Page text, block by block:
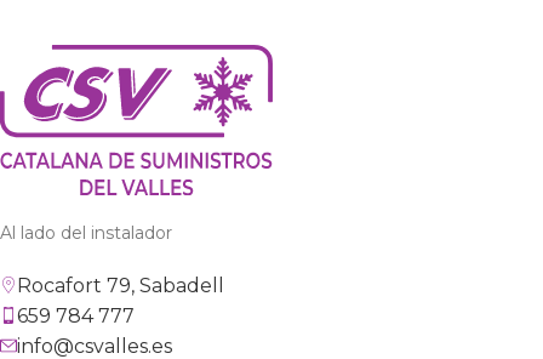
Al lado del instalador
Rocafort 79, Sabadell
659 784 777
info@csvalles.es